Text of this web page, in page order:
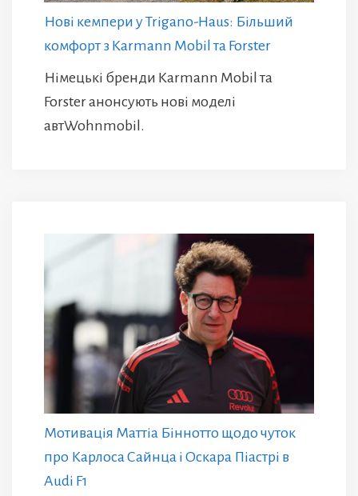
Нові кемпери у Trigano-Haus: Більший
комфорт з Karmann Mobil та Forster
Німецькі бренди Karmann Mobil та
Forster анонсують нові моделі
автWohnmobil.
Мотивація Маттіа Біннотто щодо чуток
про Карлоса Сайнца і Оскара Піастрі в
Audi F1